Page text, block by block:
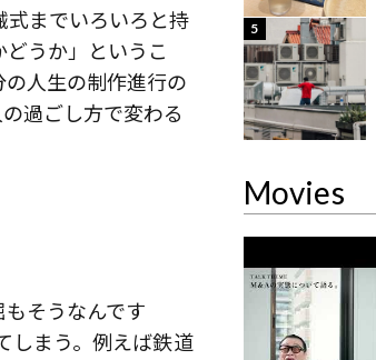
式までいろいろと持
うか」というこ
人生の制作進行の
過ごし方で変わる
そうなんです
しまう。例えば鉄道
5
Movies